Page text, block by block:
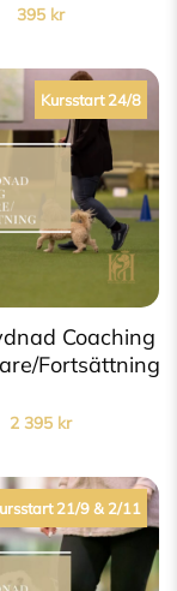
395 kr
Kursstart 24/8
Coaching
Fortsättning
2 395 kr
21/9 & 2/11